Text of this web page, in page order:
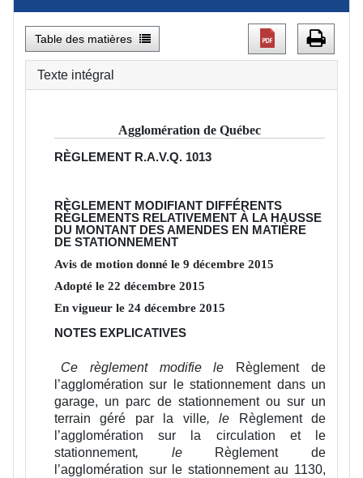
Table des matières
Texte intégral
Agglomération de Québec
RÈGLEMENT R.A.V.Q. 1013
RÈGLEMENT MODIFIANT DIFFÉRENTS
RÈGLEMENTS RELATIVEMENT À LA HAUSSE
DU MONTANT DES AMENDES EN MATIÈRE
DE STATIONNEMENT
Avis de motion donné le9décembre2015
Adopté le22décembre2015
En vigueur le24décembre2015
NOTES EXPLICATIVES
Ce règlement modifiele
Règlement de
l’agglomération sur le stationnement dans un
garage, un parc de stationnement ou sur un
terrain géré par la ville, le
Règlement de
l’agglomération sur la circulation et le
stationnement, le Règlement de
l’agglomération sur le stationnement au 1130,